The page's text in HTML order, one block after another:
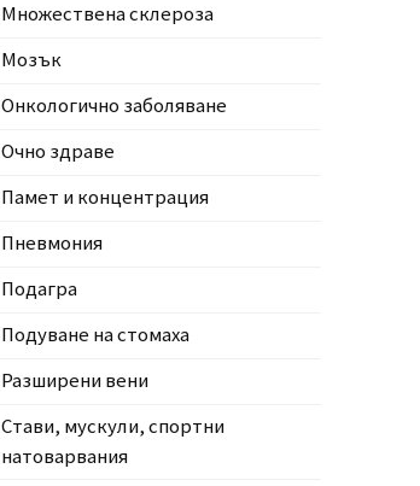
Множествена склероза
Мозък
Онкологично заболяване
Очно здраве
Памет и концентрация
Пневмония
Подагра
Подуване на стомаха
Разширени вени
Стави, мускули, спортни
натоварвания